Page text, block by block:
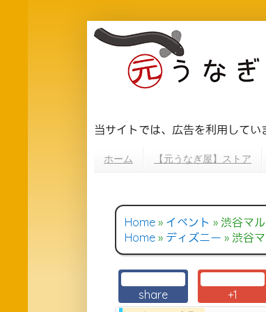
当サイトでは、広告を利用してい
ホーム 【元うなぎ屋】ストア
Home » イベント » 渋谷マル
Home » ディズニー » 渋谷マ
share +1